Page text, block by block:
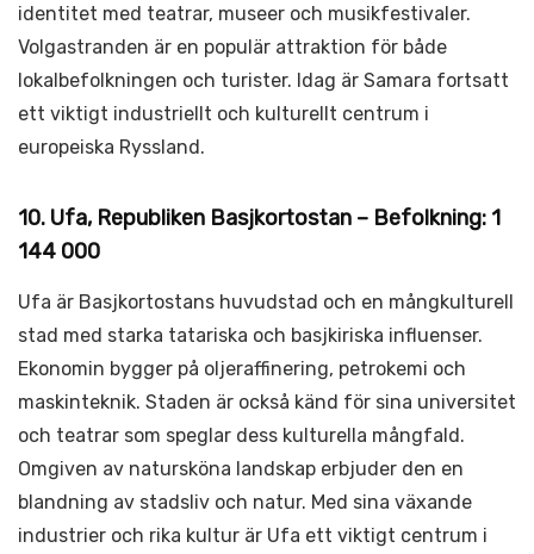
identitet med teatrar, museer och musikfestivaler.
Volgastranden är en populär attraktion för både
lokalbefolkningen och turister. Idag är Samara fortsatt
ett viktigt industriellt och kulturellt centrum i
europeiska Ryssland.
10. Ufa, Republiken Basjkortostan – Befolkning: 1
144 000
Ufa är Basjkortostans huvudstad och en mångkulturell
stad med starka tatariska och basjkiriska influenser.
Ekonomin bygger på oljeraffinering, petrokemi och
maskinteknik. Staden är också känd för sina universitet
och teatrar som speglar dess kulturella mångfald.
Omgiven av natursköna landskap erbjuder den en
blandning av stadsliv och natur. Med sina växande
industrier och rika kultur är Ufa ett viktigt centrum i